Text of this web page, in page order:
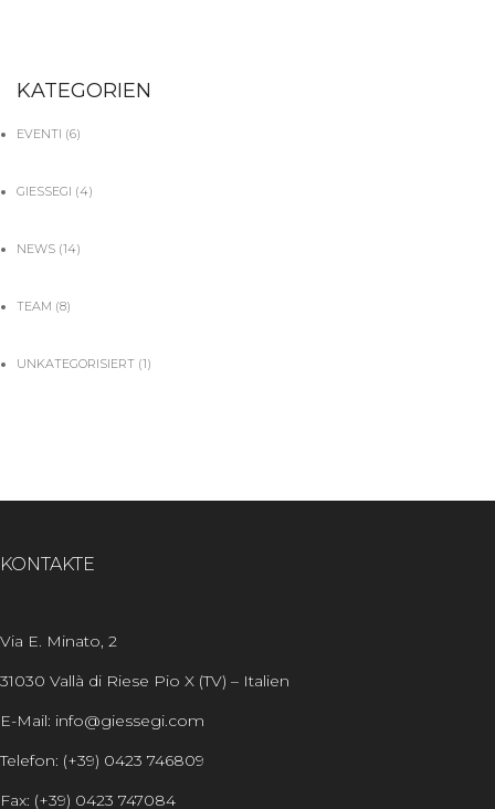
KATEGORIEN
EVENTI (6)
GIESSEGI (4)
NEWS (14)
TEAM (8)
UNKATEGORISIERT (1)
KONTAKTE
Via E. Minato, 2
31030 Vallà di Riese Pio X (TV) – Italien
E-Mail: info@giessegi.com
Telefon: (+39) 0423 746809
Fax: (+39) 0423 747084